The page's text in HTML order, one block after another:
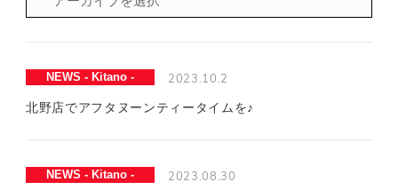
NEWS - Kitano - 2023.10.2
北野店でアフタヌーンティータイムを♪
NEWS - Kitano - 2023.08.30